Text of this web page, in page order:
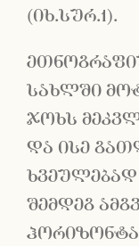
(იხ.სურ.1).
სახლში
ჯოხს
და ისე
შემდეგ